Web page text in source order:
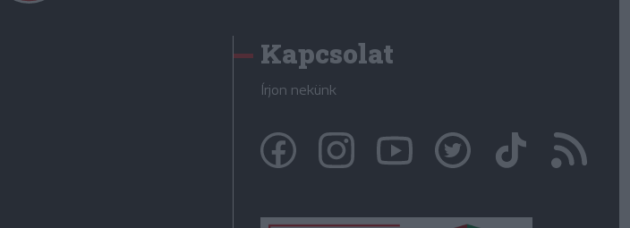
Kapcsolat
Írjon nekünk